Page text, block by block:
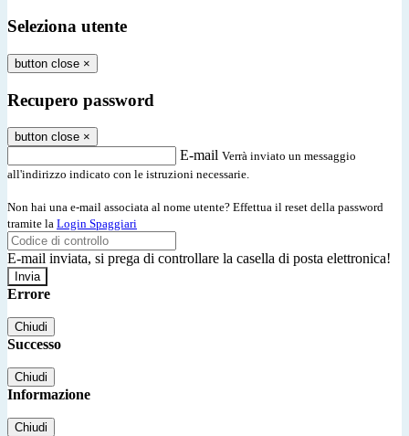
Seleziona utente
button close ×
Recupero password
button close ×
E-mail Verrà inviato un messaggio
all'indirizzo indicato con le istruzioni necessarie.
Non hai una e-mail associata al nome utente? Effettua il reset della password
tramite la Login Spaggiari
E-mail inviata, si prega di controllare la casella di posta elettronica!
Errore
Chiudi
Successo
Chiudi
Informazione
Chiudi